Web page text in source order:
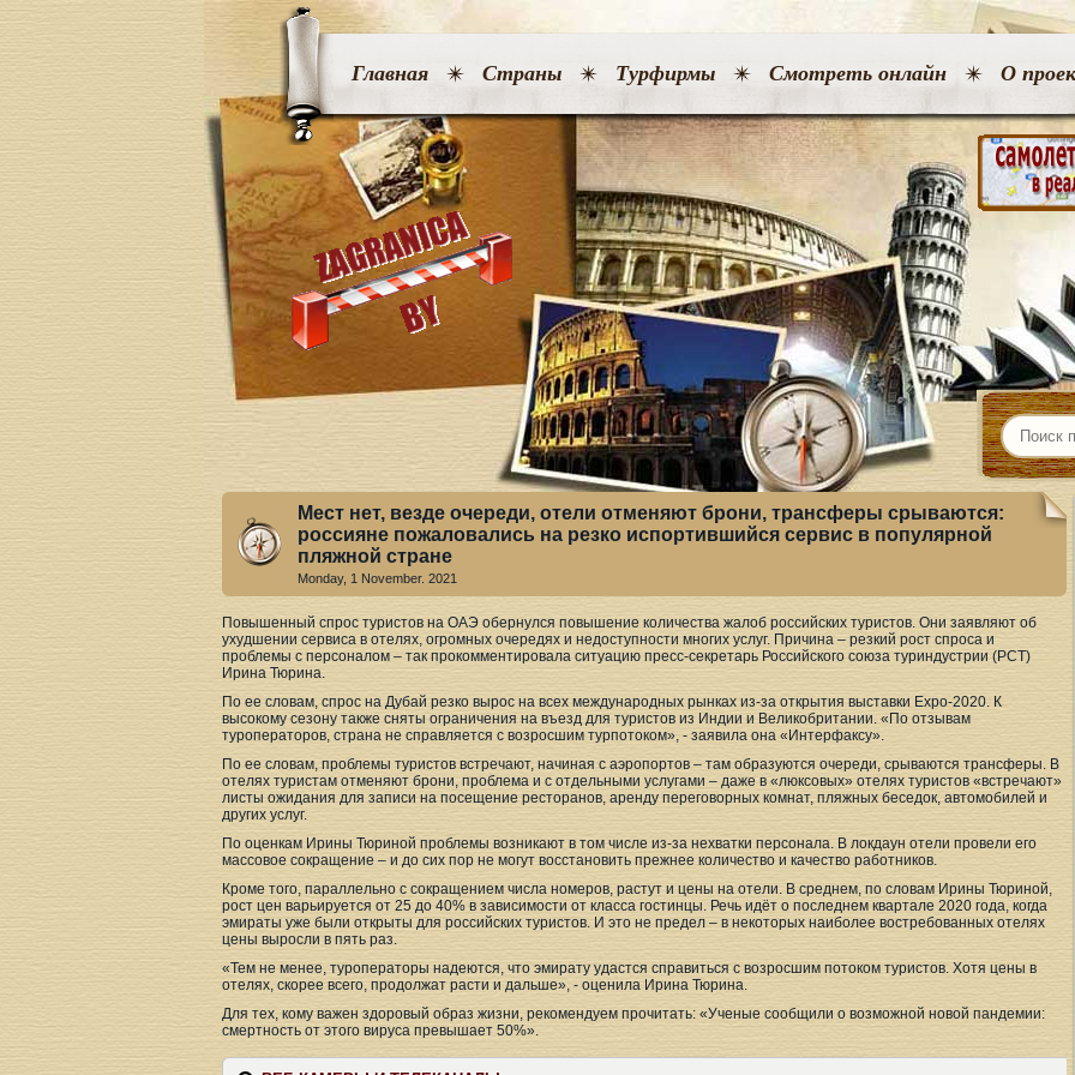
Главная Страны Турфирмы Смотреть онлайн О
Мест нет, везде очереди, отели отменяют брони, трансферы срываются:
россияне пожаловались на резко испортившийся сервис в популярной
пляжной стране
Monday, 1 November. 2021
Повышенный спрос туристов на ОАЭ обернулся повышение количества жалоб российских туристов. Они заявляют об
ухудшении сервиса в отелях, огромных очередях и недоступности многих услуг. Причина – резкий рост спроса и
проблемы с персоналом – так прокомментировала ситуацию пресс-секретарь Российского союза туриндустрии (РСТ)
Ирина Тюрина.
По ее словам, спрос на Дубай резко вырос на всех международных рынках из-за открытия выставки Expo-2020. К
высокому сезону также сняты ограничения на въезд для туристов из Индии и Великобритании. «По отзывам
туроператоров, страна не справляется с возросшим турпотоком», - заявила она «Интерфаксу».
По ее словам, проблемы туристов встречают, начиная с аэропортов – там образуются очереди, срываются трансферы. В
отелях туристам отменяют брони, проблема и с отдельными услугами – даже в «люксовых» отелях туристов «встречают»
листы ожидания для записи на посещение ресторанов, аренду переговорных комнат, пляжных беседок, автомобилей и
других услуг.
По оценкам Ирины Тюриной проблемы возникают в том числе из-за нехватки персонала. В локдаун отели провели его
массовое сокращение – и до сих пор не могут восстановить прежнее количество и качество работников.
Кроме того, параллельно с сокращением числа номеров, растут и цены на отели. В среднем, по словам Ирины Тюриной,
рост цен варьируется от 25 до 40% в зависимости от класса гостинцы. Речь идёт о последнем квартале 2020 года, когда
эмираты уже были открыты для российских туристов. И это не предел – в некоторых наиболее востребованных отелях
цены выросли в пять раз.
«Тем не менее, туроператоры надеются, что эмирату удастся справиться с возросшим потоком туристов. Хотя цены в
отелях, скорее всего, продолжат расти и дальше», - оценила Ирина Тюрина.
Для тех, кому важен здоровый образ жизни, рекомендуем прочитать: «Ученые сообщили о возможной новой пандемии:
смертность от этого вируса превышает 50%».